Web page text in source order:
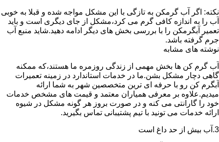
نکته: اگر آب گرمکن به تازگی با این مشکل مواجه شده و قبلا به خوبی
آب را به اندازه کافی گرم می کرد،مشکل از جای دیگری است و باید
تعمیر آبگرمکن را با بررسی بخش های دیگر ادامه دهید.شاید منبع آب
جرم گرفته باشد.
نوشته های مشابه
آب گرم کن ها بخش مهمی از زندگی روزمره ما هستند،که ممکنه
گاهی دچار مشکل بشن.ما در خدمات استاندارد در زمینه تعمیرات
آبگرم کن رو با حرفه ای ترین متخصصین شهر به شما ارائه
میدیم.علاوه بر معرفی همیاران معتمد و قیمت های مشخص خدمات
خود را گارانتی می کنه و در صورت بروز هر گونه مشکل در شیوه
ارائه خدمات می تونید با تیم پشتیبانی تماس بگیرید.
3.آب بیش از حد داغ است